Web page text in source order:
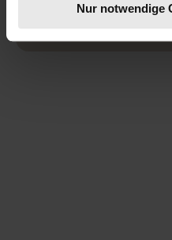
Nur notwendige
MEHR LESEN